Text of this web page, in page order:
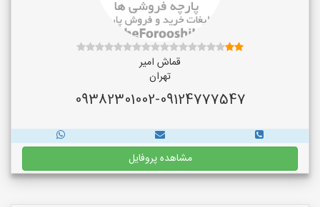
قماش امیر
تهران
09382301002-09124777547
مشاهده پروفایل